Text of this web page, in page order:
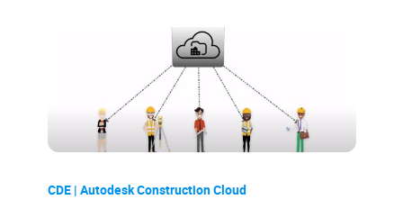
CDE | Autodesk Construction Cloud